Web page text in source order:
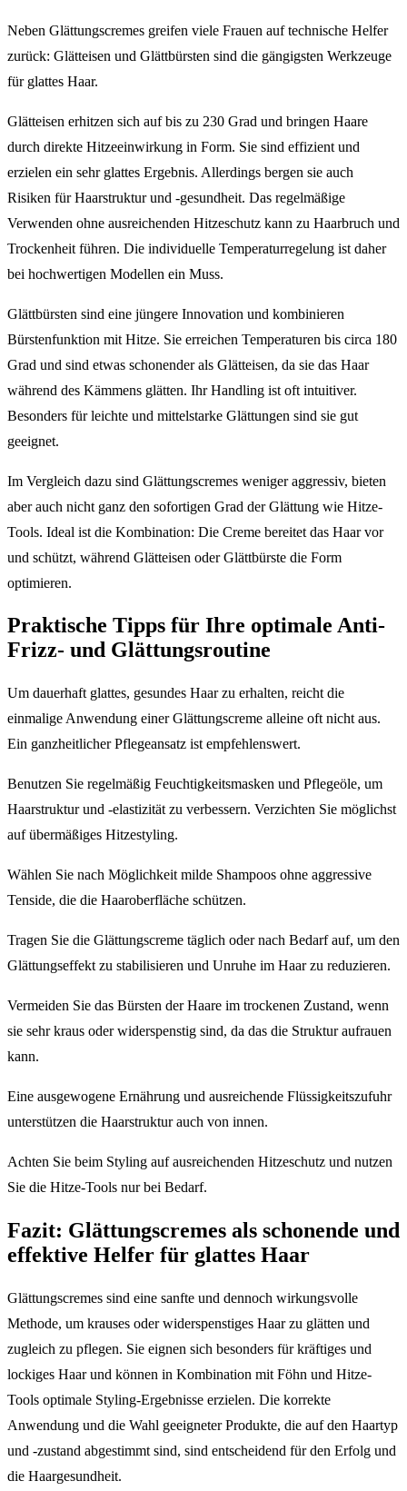
Neben Glättungscremes greifen viele Frauen auf technische Helfer
zurück: Glätteisen und Glättbürsten sind die gängigsten Werkzeuge
für glattes Haar.
Glätteisen erhitzen sich auf bis zu 230 Grad und bringen Haare
durch direkte Hitzeeinwirkung in Form. Sie sind effizient und
erzielen ein sehr glattes Ergebnis. Allerdings bergen sie auch
Risiken für Haarstruktur und -gesundheit. Das regelmäßige
Verwenden ohne ausreichenden Hitzeschutz kann zu Haarbruch und
Trockenheit führen. Die individuelle Temperaturregelung ist daher
bei hochwertigen Modellen ein Muss.
Glättbürsten sind eine jüngere Innovation und kombinieren
Bürstenfunktion mit Hitze. Sie erreichen Temperaturen bis circa 180
Grad und sind etwas schonender als Glätteisen, da sie das Haar
während des Kämmens glätten. Ihr Handling ist oft intuitiver.
Besonders für leichte und mittelstarke Glättungen sind sie gut
geeignet.
Im Vergleich dazu sind Glättungscremes weniger aggressiv, bieten
aber auch nicht ganz den sofortigen Grad der Glättung wie Hitze-
Tools. Ideal ist die Kombination: Die Creme bereitet das Haar vor
und schützt, während Glätteisen oder Glättbürste die Form
optimieren.
Praktische Tipps für Ihre optimale Anti-
Frizz- und Glättungsroutine
Um dauerhaft glattes, gesundes Haar zu erhalten, reicht die
einmalige Anwendung einer Glättungscreme alleine oft nicht aus.
Ein ganzheitlicher Pflegeansatz ist empfehlenswert.
Benutzen Sie regelmäßig Feuchtigkeitsmasken und Pflegeöle, um
Haarstruktur und -elastizität zu verbessern. Verzichten Sie möglichst
auf übermäßiges Hitzestyling.
Wählen Sie nach Möglichkeit milde Shampoos ohne aggressive
Tenside, die die Haaroberfläche schützen.
Tragen Sie die Glättungscreme täglich oder nach Bedarf auf, um den
Glättungseffekt zu stabilisieren und Unruhe im Haar zu reduzieren.
Vermeiden Sie das Bürsten der Haare im trockenen Zustand, wenn
sie sehr kraus oder widerspenstig sind, da das die Struktur aufrauen
kann.
Eine ausgewogene Ernährung und ausreichende Flüssigkeitszufuhr
unterstützen die Haarstruktur auch von innen.
Achten Sie beim Styling auf ausreichenden Hitzeschutz und nutzen
Sie die Hitze-Tools nur bei Bedarf.
Fazit: Glättungscremes als schonende und
effektive Helfer für glattes Haar
Glättungscremes sind eine sanfte und dennoch wirkungsvolle
Methode, um krauses oder widerspenstiges Haar zu glätten und
zugleich zu pflegen. Sie eignen sich besonders für kräftiges und
lockiges Haar und können in Kombination mit Föhn und Hitze-
Tools optimale Styling-Ergebnisse erzielen. Die korrekte
Anwendung und die Wahl geeigneter Produkte, die auf den Haartyp
und -zustand abgestimmt sind, sind entscheidend für den Erfolg und
die Haargesundheit.